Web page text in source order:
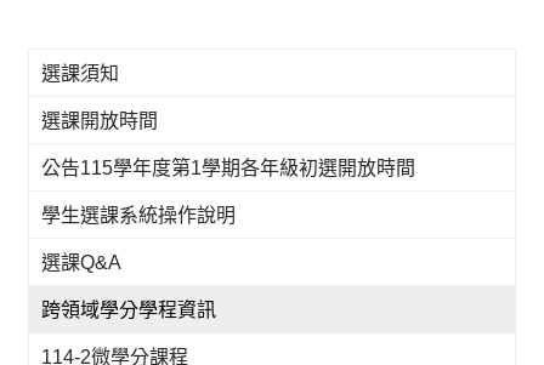
選課須知
選課開放時間
公告115學年度第1學期各年級初選開放時間
學生選課系統操作說明
選課Q&A
跨領域學分學程資訊
114-2微學分課程